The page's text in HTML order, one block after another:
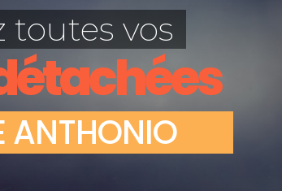
Démarreur
Feu arrière
ANTHONIO
toutes vos